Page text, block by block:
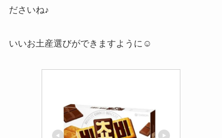
ださいね♪
いいお土産選びができますように☺️